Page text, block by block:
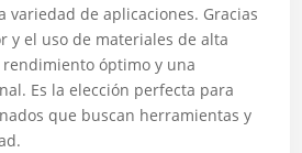
variedad de aplicaciones. Gracias
y el uso de materiales de alta
óptimo y una
Es la elección perfecta para
que buscan herramientas y